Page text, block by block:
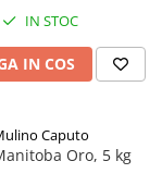
IN STOC
IN COS
Caputo
Oro, 5 kg